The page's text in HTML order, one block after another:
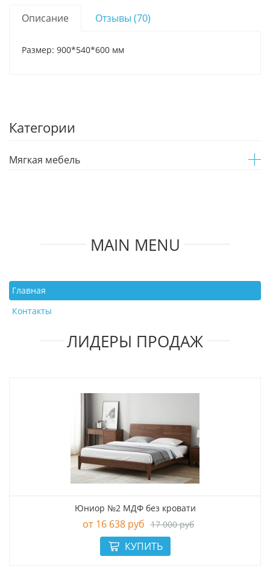
Описание Отзывы (70)
Размер: 900*540*600 мм
Категории
Мягкая мебель
MAIN MENU
Главная
Контакты
ЛИДЕРЫ ПРОДАЖ
Юниор №2 МДФ без кровати
16 638 руб 17 000 руб